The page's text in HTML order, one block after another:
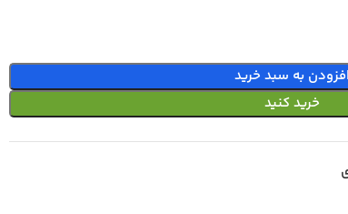
افزودن به سبد خرید
خرید کنید